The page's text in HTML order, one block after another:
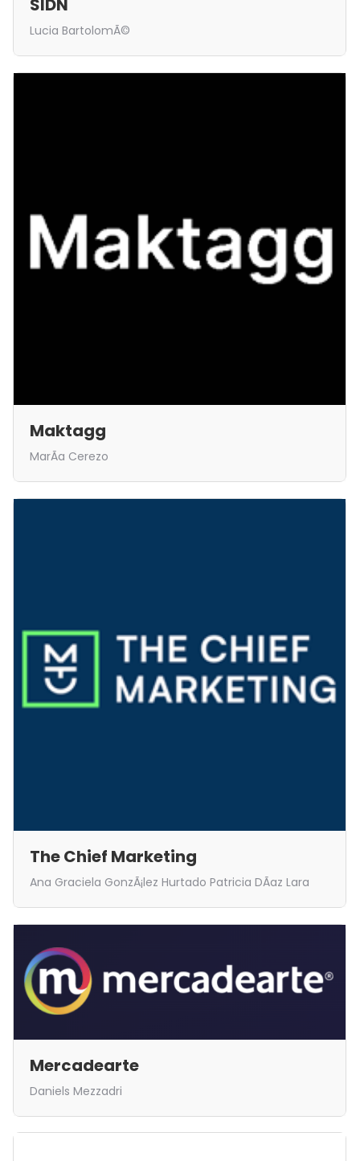
SIDN
Lucia BartolomÃ©
Maktagg
MarÃ­a Cerezo
The Chief Marketing
Ana Graciela GonzÃ¡lez Hurtado Patricia DÃ­az Lara
Mercadearte
Daniels Mezzadri